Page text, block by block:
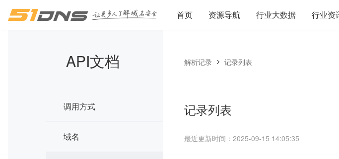
首页 资源导航 行业大数据 行业资
API文档
调用方式
域名
解析记录 记录列表
记录列表
最近更新时间：2025-09-15 14:05:35